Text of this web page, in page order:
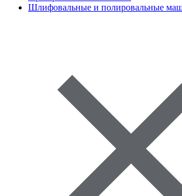
Шлифовальные и полировальные